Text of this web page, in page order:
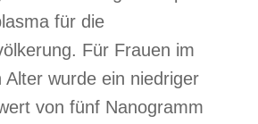
für die
Für Frauen im
Alter wurde ein niedriger
von fünf Nanogramm